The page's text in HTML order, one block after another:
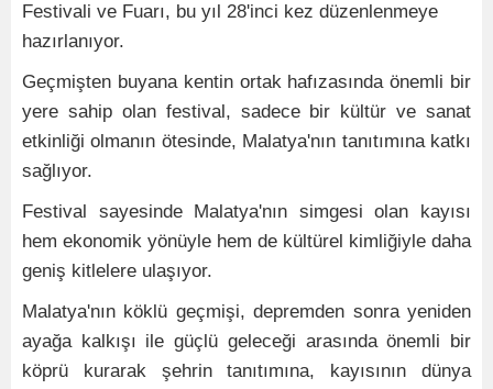
Festivali ve Fuarı, bu yıl 28'inci kez düzenlenmeye
hazırlanıyor.
Geçmişten buyana kentin ortak hafızasında önemli bir
yere sahip olan festival, sadece bir kültür ve sanat
etkinliği olmanın ötesinde, Malatya'nın tanıtımına katkı
sağlıyor.
Festival sayesinde Malatya'nın simgesi olan kayısı
hem ekonomik yönüyle hem de kültürel kimliğiyle daha
geniş kitlelere ulaşıyor.
Malatya'nın köklü geçmişi, depremden sonra yeniden
ayağa kalkışı ile güçlü geleceği arasında önemli bir
köprü kurarak şehrin tanıtımına, kayısının dünya